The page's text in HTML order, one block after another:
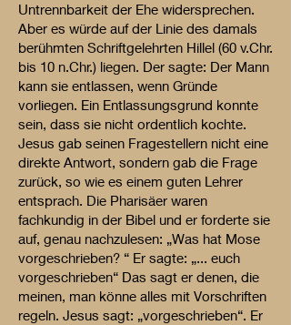
Untrennbarkeit der Ehe widersprechen.
Aber es würde auf der Linie des damals
berühmten Schriftgelehrten Hillel (60 v.Chr.
bis 10 n.Chr.) liegen. Der sagte: Der Mann
kann sie entlassen, wenn Gründe
vorliegen. Ein Entlassungsgrund konnte
sein, dass sie nicht ordentlich kochte.
Jesus gab seinen Fragestellern nicht eine
direkte Antwort, sondern gab die Frage
zurück, so wie es einem guten Lehrer
entsprach. Die Pharisäer waren
fachkundig in der Bibel und er forderte sie
auf, genau nachzulesen: „Was hat Mose
vorgeschrieben? “ Er sagte: „... euch
vorgeschrieben“ Das sagt er denen, die
meinen, man könne alles mit Vorschriften
regeln. Jesus sagt: „vorgeschrieben“. Er